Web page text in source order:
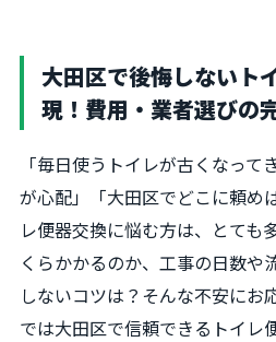
大田区で後悔しないト
現！費用・業者選びの
「毎日使うトイレが古くなって
が心配」「大田区でどこに頼
レ便器交換に悩む方は、とても
くらかかるのか、工事の日数や
しないコツは？そんな不安にお
では大田区で信頼できるトイレ